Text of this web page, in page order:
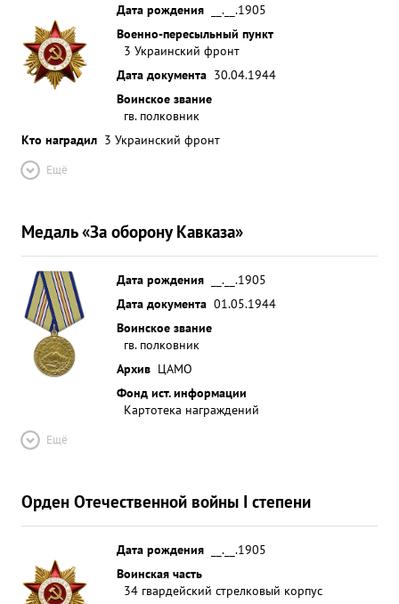
организацию взаимодействия родов воиск. к
подчиненным проявляет жесткую
требовательность и воспитывает их в духе точного
и беспрекословного выполнения приказов. За
умелую разваботку наступательных операции с ...»
Дата рождения
__.__.1905
Военно-пересыльный пункт
3 Украинский фронт
Дата документа 30.04.1944
Воинское звание
гв. полковник
Кто наградил 3 Украинский фронт
Ещё
Медаль «За оборону Кавказа»
Дата рождения
__.__.1905
Дата документа 01.05.1944
Воинское звание
гв. полковник
Архив ЦАМО
Фонд ист. информации
Картотека награждений
Ещё
Орден Отечественной войны I степени
Дата рождения
__.__.1905
Воинская часть
34 гвардейский стрелковый корпус